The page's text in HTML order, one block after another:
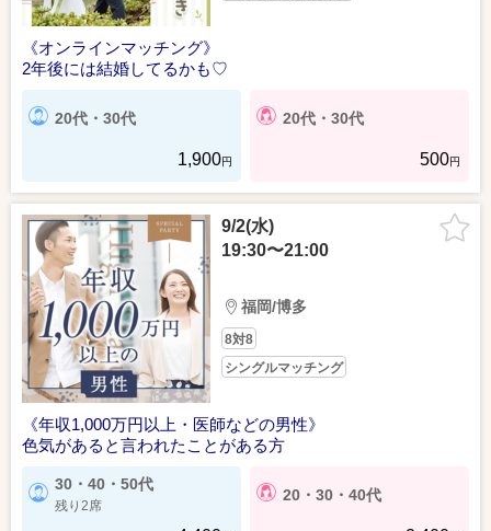
《オンラインマッチング》
2年後には結婚してるかも♡
20代・30代
1,900円
20代・30代
500円
9/2(水)
19:30〜21:00
福岡/博多
8対8
シングルマッチング
《年収1,000万円以上・医師などの男性》
色気があると言われたことがある方
30・40・50代
残り2席
20・30・40代